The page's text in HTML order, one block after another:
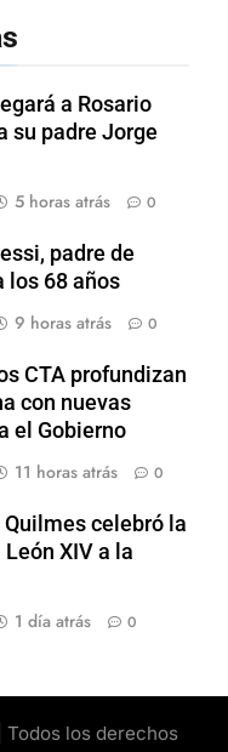
a Rosario
su padre Jorge
5 horas atrás 0
padre de
los 68 años
9 horas atrás 0
CTA profundizan
con nuevas
el Gobierno
11 horas atrás 0
celebró la
XIV a la
1 día atrás 0
los derechos